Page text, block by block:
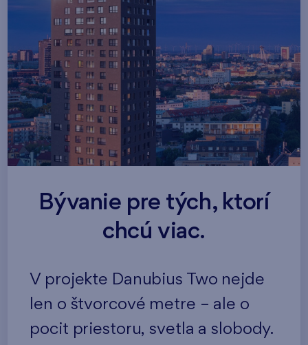
Bývanie pre tých, ktorí
chcú viac.
V projekte Danubius Two nejde
len o štvorcové metre – ale o
pocit priestoru, svetla a slobody.